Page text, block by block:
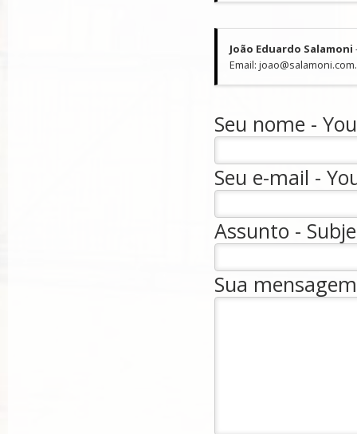
João Eduardo Salamoni
Email:
Seu nome -
Seu e-mail -
Assunto -
Sua